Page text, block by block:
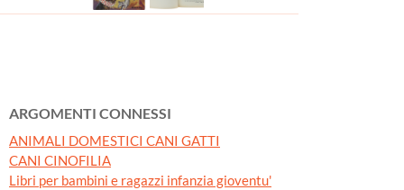
ARGOMENTI CONNESSI
ANIMALI DOMESTICI CANI GATTI
CANI CINOFILIA
Libri per bambini e ragazzi infanzia gioventu'